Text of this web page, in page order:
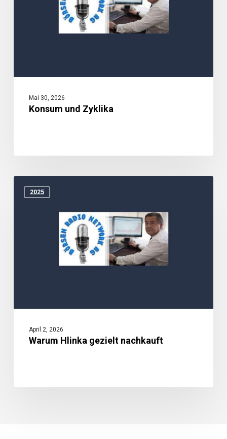
Mai 30, 2026
Konsum und Zyklika
2025
Warum
Hlinka
April 2, 2026
Warum Hlinka gezielt nachkauft